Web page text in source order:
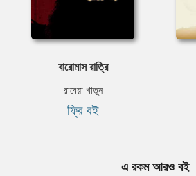
বারোমাস রাত্রি
রাবেয়া খাতুন
ফ্রি বই
এ রকম আরও বই